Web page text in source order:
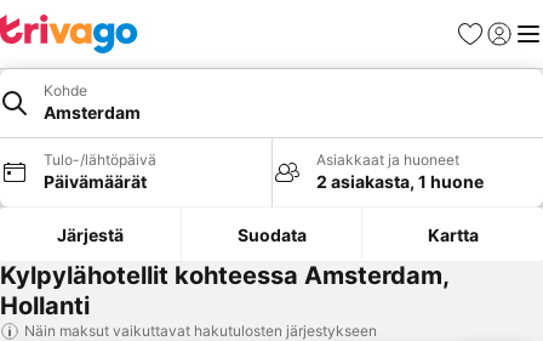
Suosikit
Kohde
Amsterdam
Tulo-/lähtöpäivä
Päivämäärät
Asiakkaat ja huoneet
2 asiakasta, 1 huone
Järjestä Suodata Kartta
Kylpylähotellit kohteessa Amsterdam,
Hollanti
Näin maksut vaikuttavat hakutulosten järjestykseen